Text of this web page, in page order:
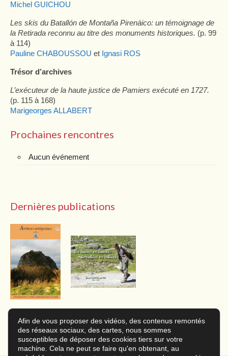
Michel GUICHOU
Les skis du Batallón de Montaña Pirenàico: un témoignage de
la Retirada reconnu au titre des monuments historiques. (p. 99
à 114)
Pauline CHABOUSSOU et Ignasi ROS
Trésor d’archives
L’exécuteur de la haute justice de Pamiers exécuté en 1727.
(p. 115 à 168)
Marigeorges ALLABERT
Prochaines rencontres
Aucun événement
Dernières publications
Nous contacter
Afin de vous proposer des vidéos, des contenus remontés
des réseaux sociaux, des cartes, nous sommes
susceptibles de déposer des cookies tiers sur votre
machine. Cela ne peut se faire qu'en obtenant, au